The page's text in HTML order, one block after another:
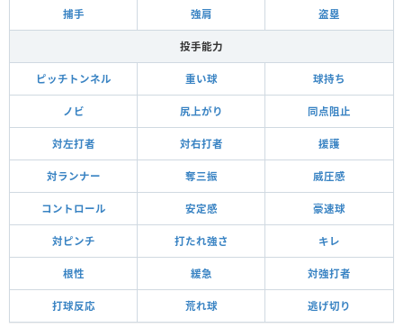
捕手 強肩 盗塁
投手能力
ピッチトンネル 重い球 球持ち
ノビ 尻上がり 同点阻止
対左打者 対右打者 援護
対ランナー 奪三振 威圧感
コントロール 安定感 豪速球
対ピンチ 打たれ強さ キレ
根性 緩急 対強打者
打球反応 荒れ球 逃げ切り